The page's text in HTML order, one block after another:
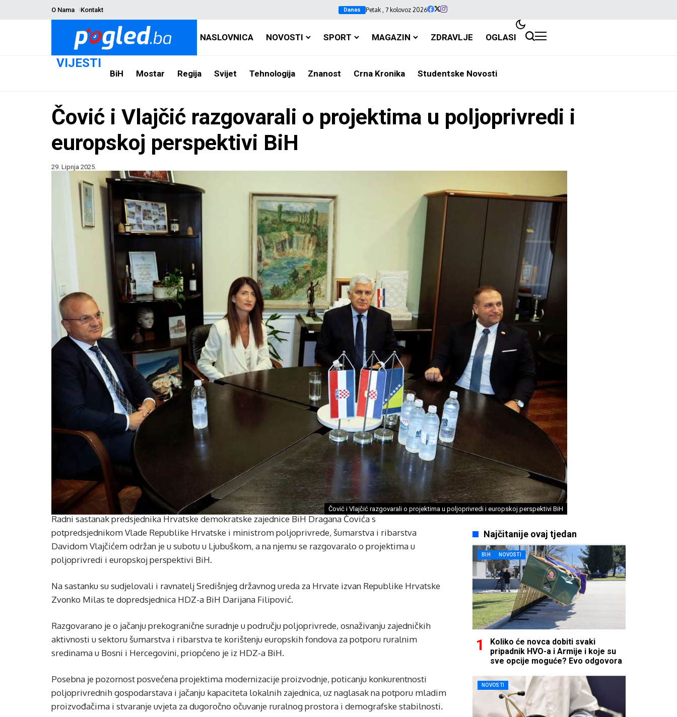
O Nama Kontakt Danas Petak , 7 kolovoz 2026
NASLOVNICA NOVOSTI SPORT MAGAZIN ZDRAVLJE OGLASI
VIJESTI
BiH Mostar Regija Svijet Tehnologija Znanost Crna Kronika Studentske Novosti
Čović i Vlajčić razgovarali o projektima u poljoprivredi i
europskoj perspektivi BiH
29. Lipnja 2025.
Čović i Vlajčić razgovarali o projektima u poljoprivredi i europskoj perspektivi BiH
Radni sastanak predsjednika Hrvatske demokratske zajednice BiH Dragana Čovića s
potpredsjednikom Vlade Republike Hrvatske i ministrom poljoprivrede, šumarstva i ribarstva
Davidom Vlajčićem održan je u subotu u Ljubuškom, a na njemu se razgovaralo o projektima u
poljoprivredi i europskoj perspektivi BiH.
Na sastanku su sudjelovali i ravnatelj Središnjeg državnog ureda za Hrvate izvan Republike Hrvatske
Zvonko Milas te dopredsjednica HDZ-a BiH Darijana Filipović.
Razgovarano je o jačanju prekogranične suradnje u području poljoprivrede, osnaživanju zajedničkih
aktivnosti u sektoru šumarstva i ribarstva te korištenju europskih fondova za potporu ruralnim
sredinama u Bosni i Hercegovini, priopćeno je iz HDZ-a BiH.
Posebna je pozornost posvećena projektima modernizacije proizvodnje, poticanju konkurentnosti
poljoprivrednih gospodarstava i jačanju kapaciteta lokalnih zajednica, uz naglasak na potporu mladim
proizvođačima i stvaranje uvjeta za dugoročno očuvanje ruralnog prostora i demografske stabilnosti.
Najčitanije ovaj tjedan
BIH NOVOSTI
Koliko će novca dobiti svaki
pripadnik HVO-a i Armije i koje su
sve opcije moguće? Evo odgovora
NOVOSTI